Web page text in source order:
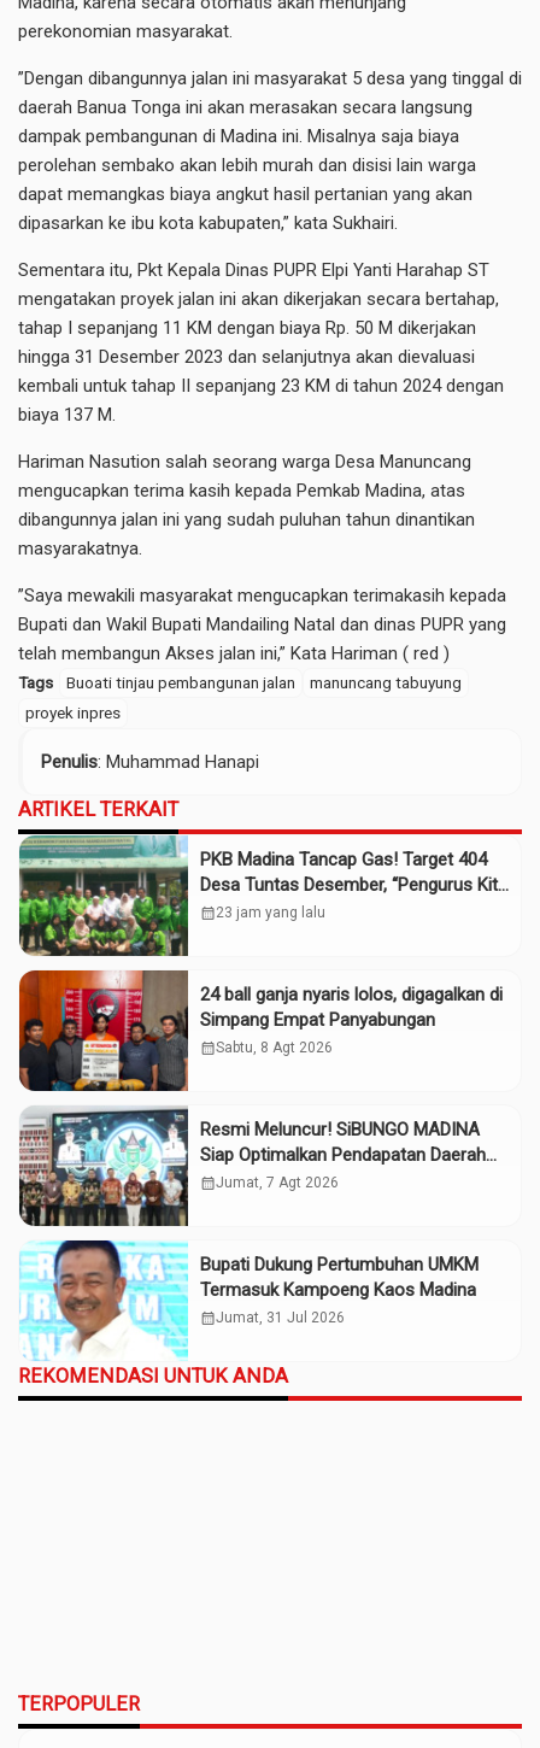
perekonomian masyarakat.
”Dengan dibangunnya jalan ini masyarakat 5 desa yang tinggal di
daerah Banua Tonga ini akan merasakan secara langsung
dampak pembangunan di Madina ini. Misalnya saja biaya
perolehan sembako akan lebih murah dan disisi lain warga
dapat memangkas biaya angkut hasil pertanian yang akan
dipasarkan ke ibu kota kabupaten,” kata Sukhairi.
Sementara itu, Pkt Kepala Dinas PUPR Elpi Yanti Harahap ST
mengatakan proyek jalan ini akan dikerjakan secara bertahap,
tahap I sepanjang 11 KM dengan biaya Rp. 50 M dikerjakan
hingga 31 Desember 2023 dan selanjutnya akan dievaluasi
kembali untuk tahap II sepanjang 23 KM di tahun 2024 dengan
biaya 137 M.
Hariman Nasution salah seorang warga Desa Manuncang
mengucapkan terima kasih kepada Pemkab Madina, atas
dibangunnya jalan ini yang sudah puluhan tahun dinantikan
masyarakatnya.
”Saya mewakili masyarakat mengucapkan terimakasih kepada
Bupati dan Wakil Bupati Mandailing Natal dan dinas PUPR yang
telah membangun Akses jalan ini,” Kata Hariman ( red )
Tags Buoati tinjau pembangunan jalan
manuncang tabuyung
proyek inpres
Penulis: Muhammad Hanapi
ARTIKEL TERKAIT
PKB Madina Tancap Gas! Target 404
Desa Tuntas Desember, “Pengurus Kita
Adalah Tokoh”
calendar_month23 jam yang lalu
24 ball ganja nyaris lolos, digagalkan di
Simpang Empat Panyabungan
calendar_monthSabtu, 8 Agt 2026
Resmi Meluncur! SiBUNGO MADINA
Siap Optimalkan Pendapatan Daerah
Madina
calendar_monthJumat, 7 Agt 2026
Bupati Dukung Pertumbuhan UMKM
Termasuk Kampoeng Kaos Madina
calendar_monthJumat, 31 Jul 2026
REKOMENDASI UNTUK ANDA
TERPOPULER